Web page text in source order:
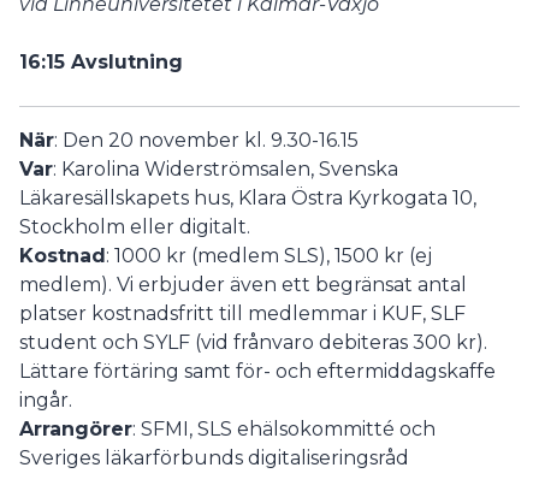
16:15 Avslutning
När: Den 20 november kl. 9.30-16.15
Var: Karolina Widerströmsalen, Svenska
Läkaresällskapets hus, Klara Östra Kyrkogata 10,
Stockholm eller digitalt.
Kostnad: 1000 kr (medlem SLS), 1500 kr (ej
medlem). Vi erbjuder även ett begränsat antal
platser kostnadsfritt till medlemmar i KUF, SLF
student och SYLF (vid frånvaro debiteras 300 kr).
Lättare förtäring samt för- och eftermiddagskaffe
ingår.
Arrangörer: SFMI, SLS ehälsokommitté och
Sveriges läkarförbunds digitaliseringsråd